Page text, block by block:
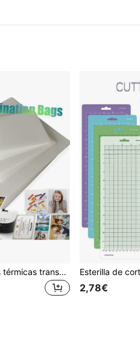
Bolsas laminadoras térmicas transparentes de varios tamaños 11.5x9.0/A4/A5/7/6/5/3 pulgadas con esquinas redondas, láminas laminadoras extra brillantes para laminadoras en caliente y frío, útiles de oficina y escolares
2,78€